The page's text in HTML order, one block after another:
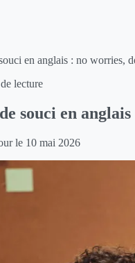
en anglais : no worries,
lecture
souci en
le 10 mai 2026